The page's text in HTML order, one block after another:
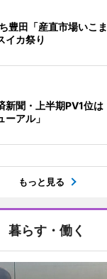
豊田「産直市場いこ
イカ祭り
新聞・上半期PV1位
ーアル」
もっと見る
暮らす・働く